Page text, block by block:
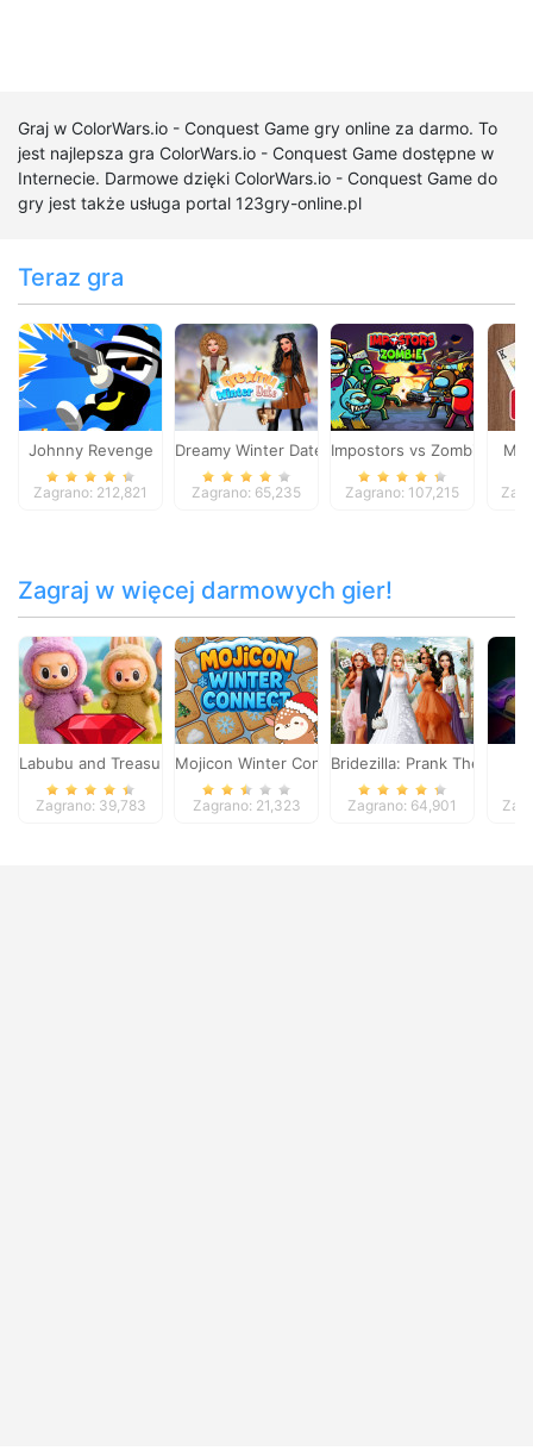
Graj w ColorWars.io - Conquest Game gry online za darmo. To
jest najlepsza gra ColorWars.io - Conquest Game dostępne w
Internecie. Darmowe dzięki ColorWars.io - Conquest Game do
gry jest także usługa portal 123gry-online.pl
Teraz gra
Johnny Revenge
Zagrano: 212,821
Dreamy Winter Date
Zagrano: 65,235
Impostors vs Zombies:
Zagrano: 107,215
Zagraj w więcej darmowych gier!
Labubu and Treasures: Fun Adventure
Zagrano: 39,783
Mojicon Winter Connect
Zagrano: 21,323
Bridezilla: Prank The Bride
Zagrano: 64,901